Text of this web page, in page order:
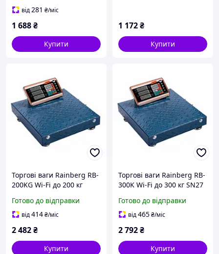
від281 ₴/міс
1 688₴
Купити
1 172₴
Купити
Торгові ваги Rainberg RB-
200KG Wi-Fi до 200 кг
Готово до відправки
від414₴/міс
2 482₴
Купити
Торгові ваги Rainberg RB-
300K Wi-Fi до 300 кг SN27
Готово до відправки
від465₴/міс
2 792₴
Купити